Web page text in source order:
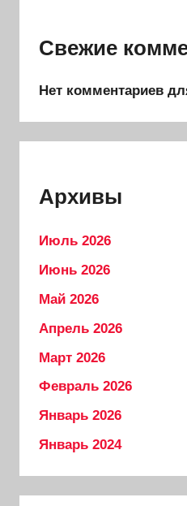
Свежие
Нет комментариев
Архивы
Июль 2026
Июнь 2026
Май 2026
Апрель 2026
Март 2026
Февраль 2026
Январь 2026
Январь 2024